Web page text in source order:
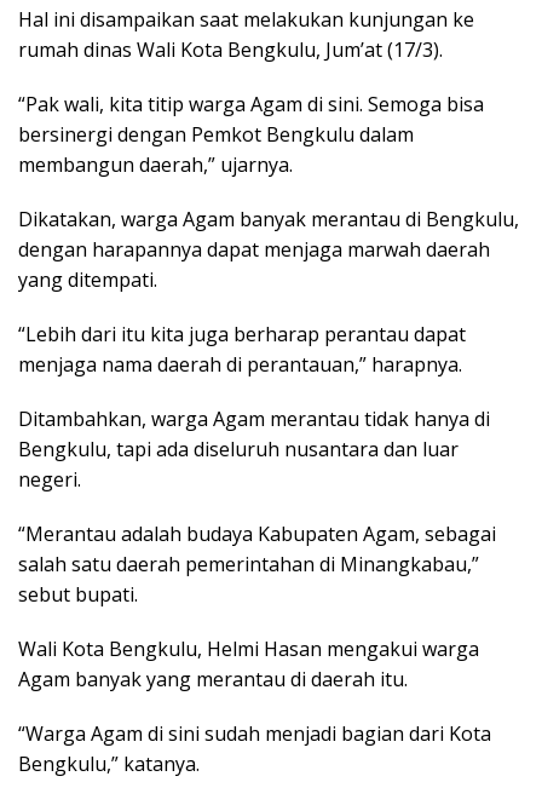
Hal ini disampaikan saat melakukan kunjungan ke
rumah dinas Wali Kota Bengkulu, Jum’at (17/3).
“Pak wali, kita titip warga Agam di sini. Semoga bisa
bersinergi dengan Pemkot Bengkulu dalam
membangun daerah,” ujarnya.
Dikatakan, warga Agam banyak merantau di Bengkulu,
dengan harapannya dapat menjaga marwah daerah
yang ditempati.
“Lebih dari itu kita juga berharap perantau dapat
menjaga nama daerah di perantauan,” harapnya.
Ditambahkan, warga Agam merantau tidak hanya di
Bengkulu, tapi ada diseluruh nusantara dan luar
negeri.
“Merantau adalah budaya Kabupaten Agam, sebagai
salah satu daerah pemerintahan di Minangkabau,”
sebut bupati.
Wali Kota Bengkulu, Helmi Hasan mengakui warga
Agam banyak yang merantau di daerah itu.
“Warga Agam di sini sudah menjadi bagian dari Kota
Bengkulu,” katanya.